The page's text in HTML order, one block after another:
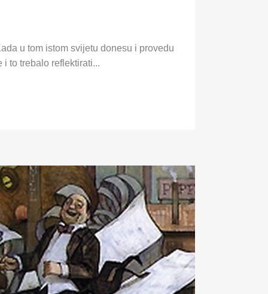
u tom istom svijetu donesu i provedu
to trebalo reflektirati...